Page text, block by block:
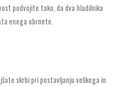
podvojite tako, da dva hladilnika
enega obrnete.
skrbi pri postavljanju velikega in